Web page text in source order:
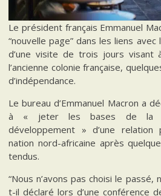
Le président français Emmanuel
“nouvelle page” dans les liens
d’une visite de trois jours visant
l’ancienne colonie française,
d’indépendance.
Le bureau d’Emmanuel Macron a
à « jeter les bases de la
développement » d’une
nation nord-africaine après
tendus.
“Nous n’avons pas choisi le passé,
t-il déclaré lors d’une conférence